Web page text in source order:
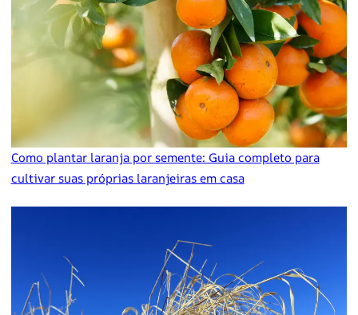
Como plantar laranja por semente: Guia completo para
cultivar suas próprias laranjeiras em casa